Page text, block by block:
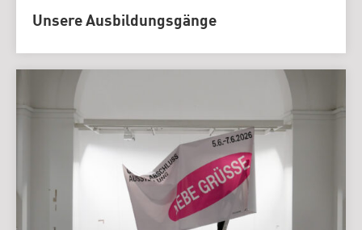
Unsere Ausbildungsgänge